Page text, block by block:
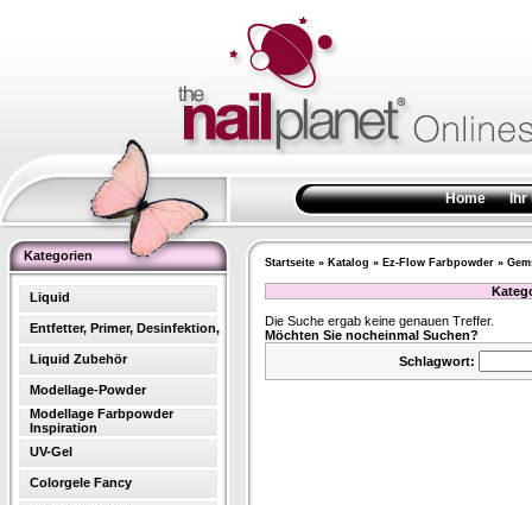
Home Ihr
Kategorien
Liquid
Entfetter, Primer, Desinfektion,
Liquid Zubehör
Modellage-Powder
Modellage Farbpowder
Inspiration
UV-Gel
Colorgele Fancy
Startseite » Katalog » Ez-Flow Farbpowder »
Die Suche ergab keine genauen Treffer.
Möchten Sie nocheinmal Suchen?
Schlagwort: